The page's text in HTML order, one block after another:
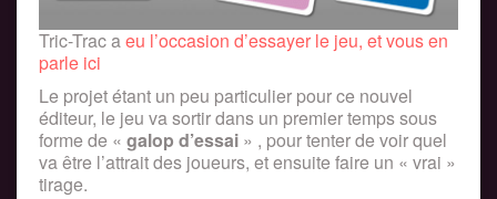
Tric-Trac aeu l’occasion d’essayer le jeu, et vous en
parle ici
Le projet étant un peu particulier pour ce nouvel
éditeur, le jeu va sortir dans un premier temps sous
forme de « galop d’essai » , pour tenter de voir quel
va être l’attrait des joueurs, et ensuite faire un « vrai »
tirage.